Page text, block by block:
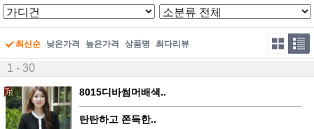
최신순 낮은가격 높은가격 상품명 최다리뷰
1 - 30
8015디바썸머배색..
탄탄하고 쫀득한..